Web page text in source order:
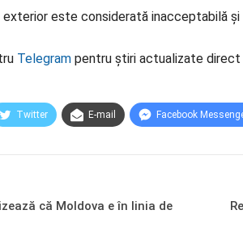
este considerată inacceptabilă
Telegram pentru știri actualizate
Twitter E-mail Facebook
că Moldova e în linia de